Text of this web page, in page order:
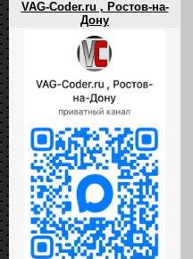
VAG-Coder.ru , Ростов-на-
Дону